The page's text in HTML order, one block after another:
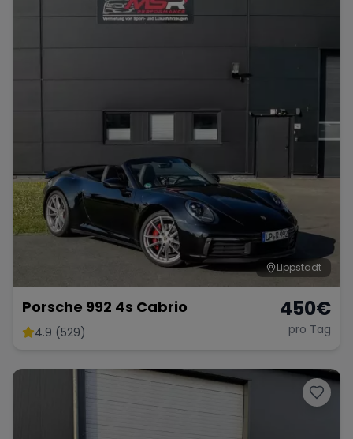
Lippstadt
Porsche 992 4s Cabrio
4.9 (529)
450€
pro Tag